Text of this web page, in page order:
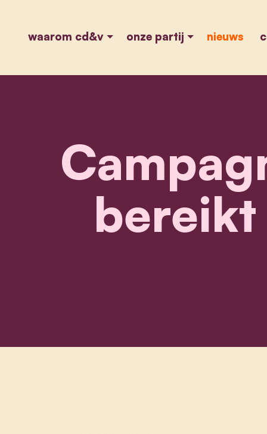
waarom cd&v onze partij nieuws